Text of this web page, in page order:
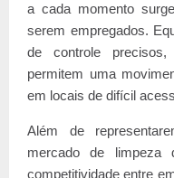
a cada momento
serem empregados.
de controle
permitem uma
em locais de difícil
Além de
mercado de limpeza
competitividade entre